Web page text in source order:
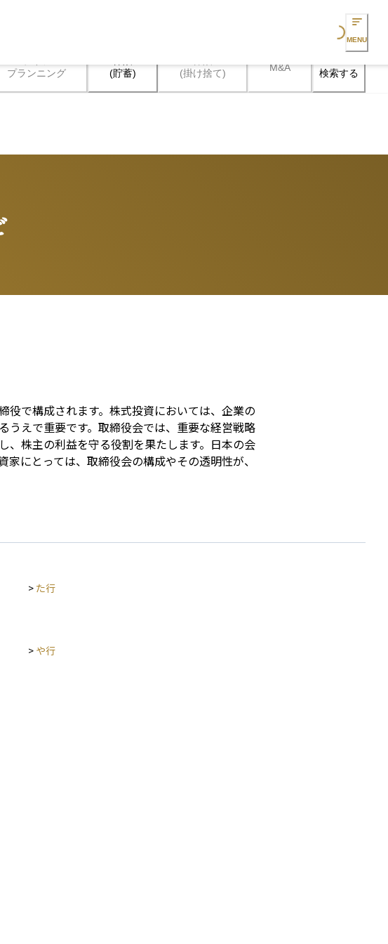
Loading...
MENU
プランニング
(貯蓄)
(掛け捨て)
M&A 検索する
で構成されます。株式投資においては、企業の
うえで重要です。取締役会では、重要な経営戦略
、株主の利益を守る役割を果たします。日本の会
にとっては、取締役会の構成やその透明性が、
> た行
> や行